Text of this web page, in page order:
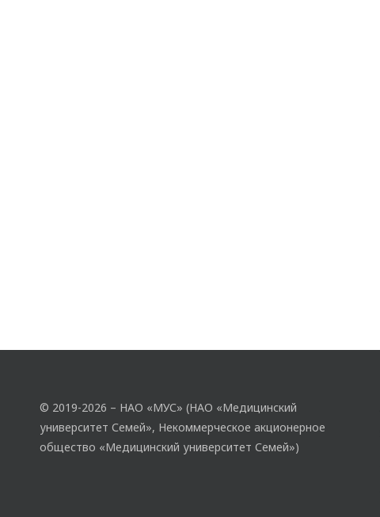
© 2019-2026 – НАО «МУС» (НАО «Медицинский
университет Семей», Некоммерческое акционерное
общество «Медицинский университет Семей»)